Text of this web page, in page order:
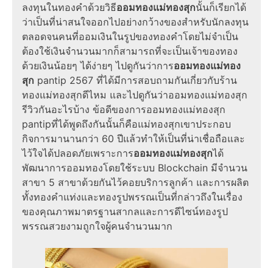
ลงทุนในทองคำด้วยวิธีออมทองแม่ทองสุกนั้นก็เรียกได้
ว่าเป็นที่น่าสนใจออกไปอย่างกว้างของสำหรับนักลงทุน
ตลอดจนคนที่ออมเงินในรูปของทองคำโดยไม่จำเป็น
ต้องใช้เงินจำนวนมากก็สามารถที่จะเป็นเจ้าของทอง
ด้วยเงินน้อยๆ ได้ง่ายๆ ไปดูกันว่าการออมทองแม่ทอง
สุก pantip 2567 ที่ได้มีการสอบถามกันเกี่ยวกับร้าน
ทองแม่ทองสุกดีไหม และไปดูกันว่าออมทองแม่ทองสุก
รีวิวกันอะไรบ้าง ข้อดีของการออมทองแม่ทองสุก
pantipที่ได้พูดถึงกันนั้นก็คือแม่ทองสุกเขาประกอบ
กิจการมานานกว่า 60 ปีแล้วทำให้เป็นที่น่าเชื่อถือและ
ไว้ใจได้ปลอดภัยเพราะการออมทองแม่ทองสุกได้
พัฒนาการออมทองโดยใช้ระบบ Blockchain มีจำนวน
สาขา 5 สาขาด้วยกันไว้คอยบริการลูกค้า และการผลิต
ทั้งทองคำแท่งและทองรูปพรรณเป็นที่กล่าวถึงในเรื่อง
ของคุณภาพมาตรฐานสากลและการดีไซน์ทองรูป
พรรณสวยงามถูกใจผู้คนจำนวนมาก